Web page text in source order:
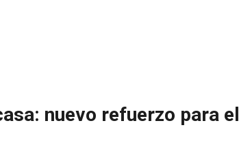
nuevo refuerzo para el